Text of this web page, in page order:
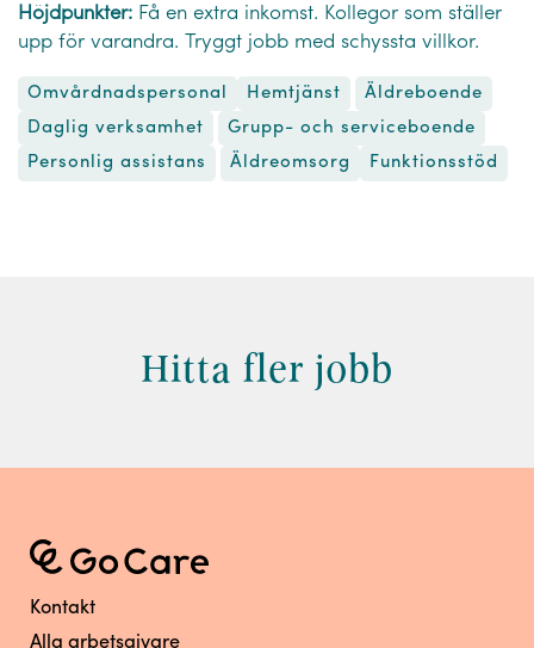
Höjdpunkter: Få en extra inkomst. Kollegor som ställer
upp för varandra. Tryggt jobb med schyssta villkor.
Omvårdnadspersonal Hemtjänst
Äldreboende
Daglig verksamhet
Grupp- och serviceboende
Personlig assistans
Äldreomsorg Funktionsstöd
Hitta fler jobb
Kontakt
Alla arbetsgivare